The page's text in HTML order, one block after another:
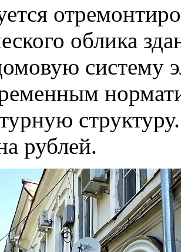
облика
систему
рублей.